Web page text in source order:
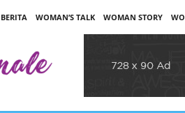
BERITA WOMAN’S TALK WOMAN STORY